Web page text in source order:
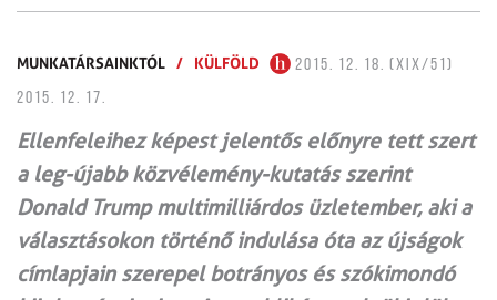
MUNKATÁRSAINKTÓL / KÜLFÖLD
2015. 12. 18. (XIX/51)
2015. 12. 17.
Ellenfeleihez képest jelentős előnyre tett szert
a leg­-újabb közvélemény-kutatás szerint
Donald Trump multimilliárdos üzletember, aki a
választásokon történő indulása óta az újságok
címlapjain szerepel botrányos és szókimondó